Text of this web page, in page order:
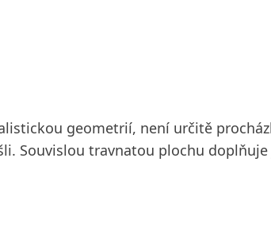
geometrií, není určitě
Souvislou travnatou plochu